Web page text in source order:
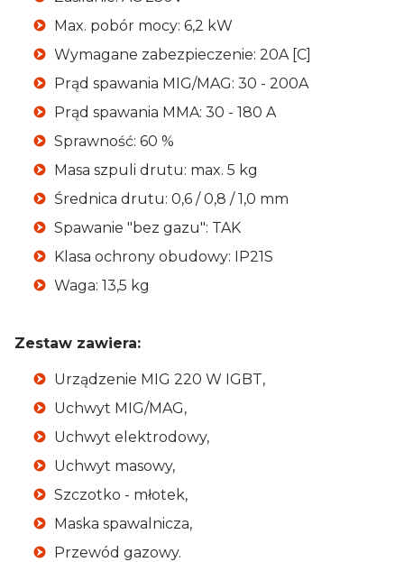
Końcówki prądowe MB15
Dysze gazowe MB15
4× 2,66 zł
2× 1,62 zł
Dodaj do koszyka
Max. pobór mocy: 6,2 kW
Wymagane zabezpieczenie: 20A [C]
Prąd spawania MIG/MAG: 30 - 200A
Prąd spawania MMA: 30 - 180 A
Sprawność: 60 %
Masa szpuli drutu: max. 5 kg
Średnica drutu: 0,6 / 0,8 / 1,0 mm
Spawanie "bez gazu": TAK
Klasa ochrony obudowy: IP21S
Waga: 13,5 kg
Zestaw zawiera:
Urządzenie MIG 220 W IGBT,
Uchwyt MIG/MAG,
Uchwyt elektrodowy,
Uchwyt masowy,
Szczotko - młotek,
Maska spawalnicza,
Przewód gazowy.